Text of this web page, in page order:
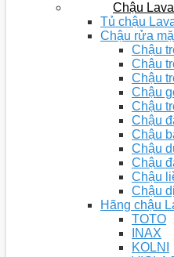
Chậu
Tủ chậu
Chậu rửa
Chậu
Chậu
Chậu
Chậu
Chậu
Chậu
Chậu
Chậu
Chậu
Chậu
Chậu
Hãng chậu
TOTO
INAX
KOLNI